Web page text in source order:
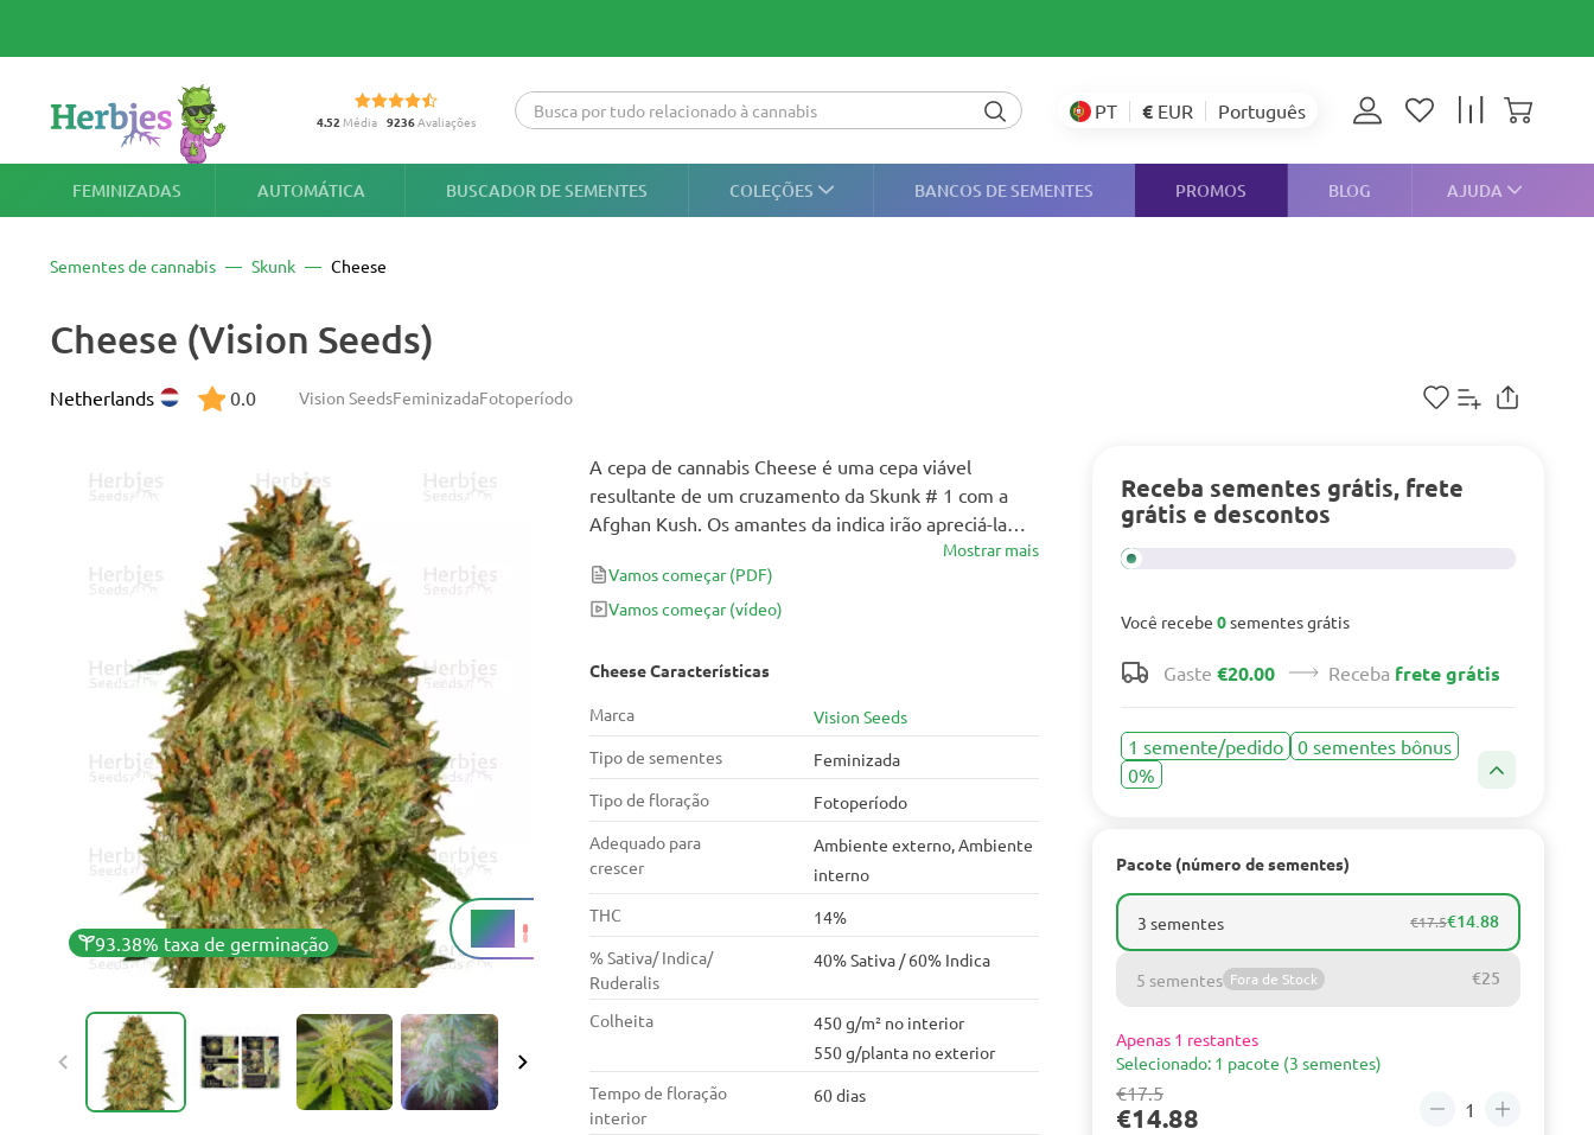
4.52 Média 9236Avaliações PT € EUR Português
FEMINIZADAS AUTOMÁTICA BUSCADOR DE SEMENTES COLEÇÕES BANCOS DE SEMENTES PROMOS BLOG AJUDA
Sementes de cannabis Skunk Cheese
93.38% taxa de germinação
14%
THC
Cheese (Vision Seeds)
Vision SeedsFeminizadaFotoperíodo
Netherlands 0.0
Cheese Características
Marca
Vision Seeds
Tipo de sementes
Feminizada
Tipo de floração
Fotoperíodo
Adequado para
crescer
Ambiente externo, Ambiente
interno
THC
14%
% Sativa/ Indica/
Ruderalis
40% Sativa / 60% Indica
Colheita
450 g/m² no interior
550 g/planta no exterior
Tempo de floração
interior
60 dias
A cepa de cannabis Cheese é uma cepa viável
resultante de um cruzamento da Skunk # 1 com a
Afghan Kush. Os amantes da indica irão apreciá-la
por seu agradável aroma de queijo que estimula a
criatividade e a felicidade. E o que é ainda melhor, o
Cheese apresenta colheitas abundantes de 450-550
Mostrar mais
Vamos começar (PDF)
Vamos começar(vídeo)
Receba sementes grátis, frete
grátis e descontos
Você recebe 0sementes grátis
Gaste €20.00 Receba frete grátis
1 semente/pedido 0 sementes bônus
0%
Pacote (número de sementes)
3 sementes €17.5€14.88
5 sementes Fora de Stock €25
Apenas 1 restantes
Selecionado: 1 pacote (3 sementes)
€17.5
€14.88